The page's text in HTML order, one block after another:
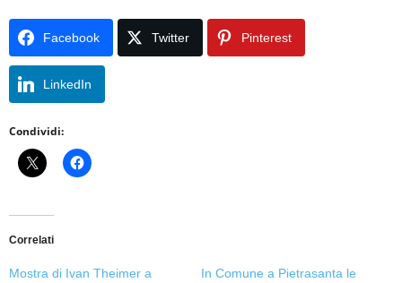
Facebook Twitter Pinterest
LinkedIn
Condividi:
Correlati
Mostra di Ivan Theimer a In Comune a Pietrasanta le